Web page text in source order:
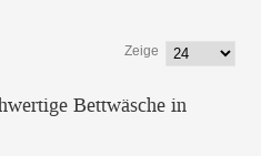
Zeige
Bettwäsche in